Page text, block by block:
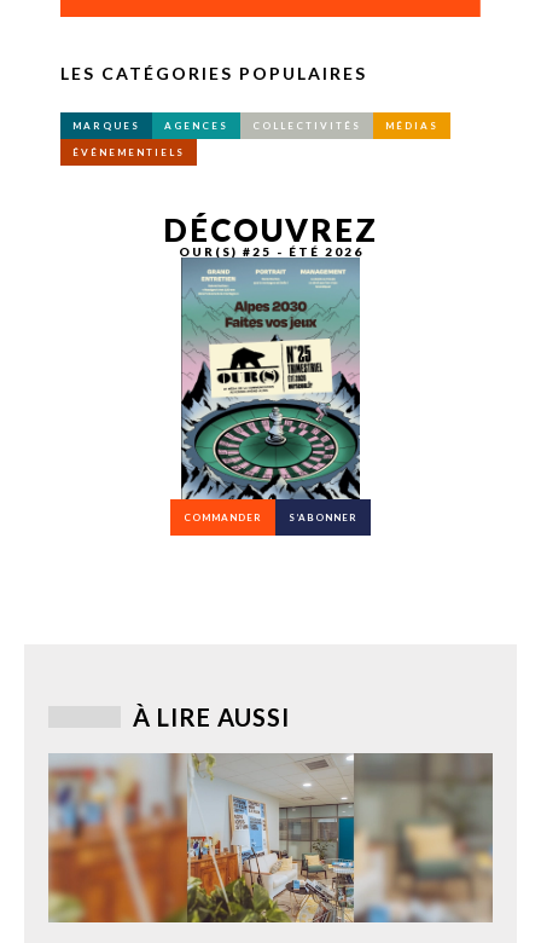
LES CATÉGORIES POPULAIRES
MARQUES AGENCES COLLECTIVITÉS MÉDIAS
ÉVÉNEMENTIELS
DÉCOUVREZ
OUR(S) #25 - ÉTÉ 2026
COMMANDER S’ABONNER
À LIRE AUSSI